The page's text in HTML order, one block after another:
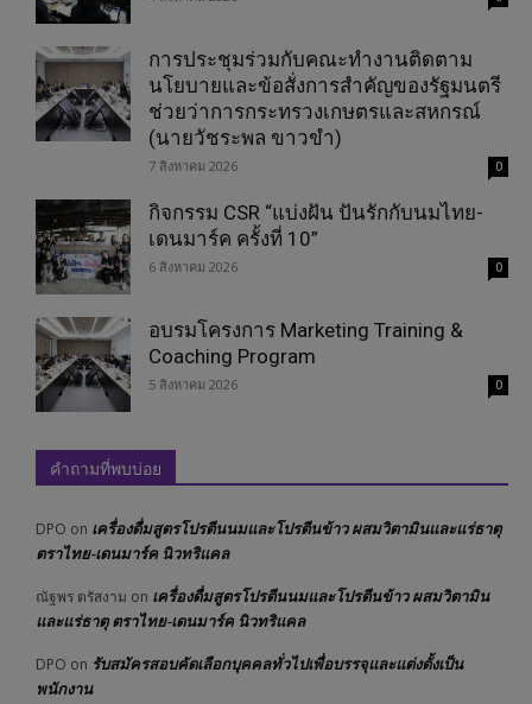
การประชุมร่วมกับคณะทำงานติดตาม
นโยบายและข้อสั่งการสำคัญของรัฐมนตรี
ช่วยว่าการกระทรวงเกษตรและสหกรณ์
(นายวัชระพล ขาวขำ)
7 สิงหาคม 2026 0
กิจกรรม CSR “แบ่งฝัน ปันรักกับนมไทย-
เดนมาร์ค ครั้งที่ 10”
6 สิงหาคม 2026 0
อบรมโครงการ Marketing Training &
Coaching Program
5 สิงหาคม 2026 0
คำถามที่พบบ่อย
DPO on เครื่องดื่มสูตรโปรตีนนมและโปรตีนข้าว ผสมวิตามินและแร่ธาตุ
ตราไทย-เดนมาร์ค นิวทริแคล
ณัฐพร ตรัสงาม on เครื่องดื่มสูตรโปรตีนนมและโปรตีนข้าว ผสมวิตามิน
และแร่ธาตุ ตราไทย-เดนมาร์ค นิวทริแคล
DPO on รับสมัครสอบคัดเลือกบุคคลทั่วไปเพื่อบรรจุและแต่งตั้งเป็น
พนักงาน